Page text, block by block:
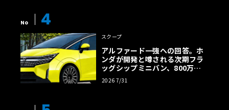
No 4
スクープ
アルファード一強への回答。ホ
ンダが開発と噂される次期フラ
ッグシップミニバン、800万円
超の勝算【予想CG】
2026 7/31